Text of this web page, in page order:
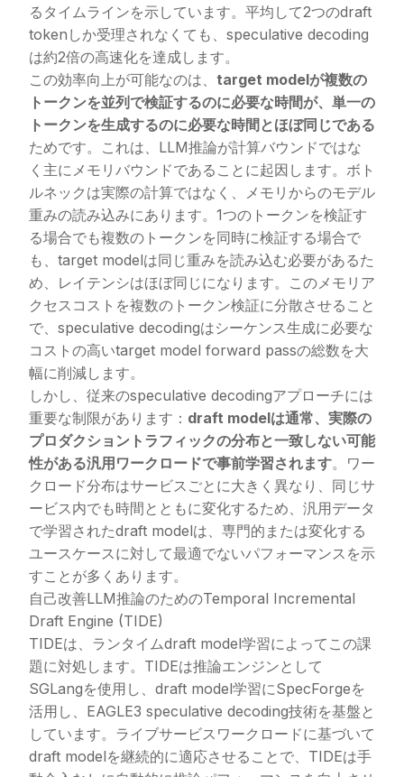
るタイムラインを示しています。平均して2つのdraft
tokenしか受理されなくても、speculative decoding
は約2倍の高速化を達成します。
この効率向上が可能なのは、 target modelが複数の
トークンを並列で検証するのに必要な時間が、単一の
トークンを生成するのに必要な時間とほぼ同じである
ためです。これは、LLM推論が計算バウンドではな
く主にメモリバウンドであることに起因します。ボト
ルネックは実際の計算ではなく、メモリからのモデル
重みの読み込みにあります。1つのトークンを検証す
る場合でも複数のトークンを同時に検証する場合で
も、target modelは同じ重みを読み込む必要があるた
め、レイテンシはほぼ同じになります。このメモリア
クセスコストを複数のトークン検証に分散させること
で、speculative decodingはシーケンス生成に必要な
コストの高いtarget model forward passの総数を大
幅に削減します。
しかし、従来のspeculative decodingアプローチには
重要な制限があります： draft modelは通常、実際の
プロダクショントラフィックの分布と一致しない可能
性がある汎用ワークロードで事前学習されます。ワー
クロード分布はサービスごとに大きく異なり、同じサ
ービス内でも時間とともに変化するため、汎用データ
で学習されたdraft modelは、専門的または変化する
ユースケースに対して最適でないパフォーマンスを示
すことが多くあります。
自己改善LLM推論のためのTemporal Incremental
Draft Engine (TIDE)
TIDEは、ランタイムdraft model学習によってこの課
題に対処します。TIDEは推論エンジンとして
SGLangを使用し、draft model学習にSpecForgeを
活用し、 EAGLE3 speculative decoding技術を基盤と
しています。ライブサービスワークロードに基づいて
draft modelを継続的に適応させることで、TIDEは手